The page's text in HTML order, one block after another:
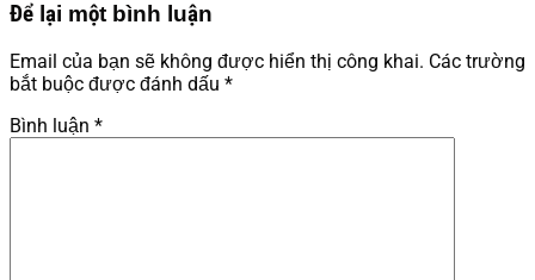
Để lại một bình luận
Email của bạn sẽ không được hiển thị công khai. Các trường
bắt buộc được đánh dấu *
Bình luận *